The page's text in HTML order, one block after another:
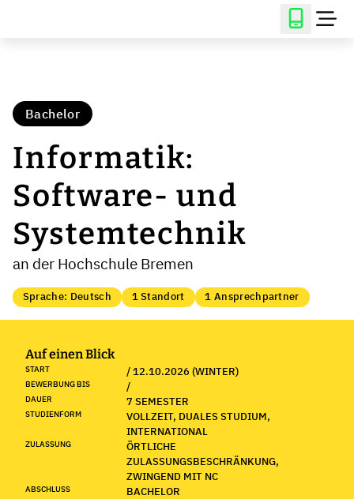
Bachelor
Informatik:
Software- und
Systemtechnik
an der Hochschule Bremen
Sprache: Deutsch 1 Standort 1 Ansprechpartner
Auf einen Blick
START / 12.10.2026 (WINTER)
BEWERBUNG BIS /
DAUER 7 SEMESTER
STUDIENFORM
VOLLZEIT, DUALES STUDIUM,
INTERNATIONAL
ZULASSUNG
ÖRTLICHE
ZULASSUNGSBESCHRÄNKUNG,
ZWINGEND MIT NC
ABSCHLUSS BACHELOR